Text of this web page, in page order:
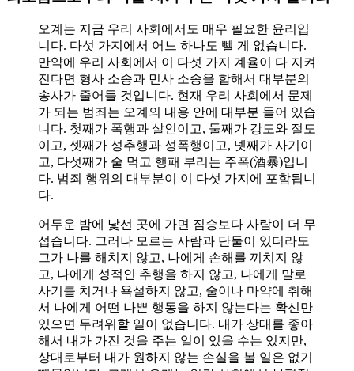
오계는 지금 우리 사회에서도 매우 필요한 윤리입
니다. 다섯 가지에서 어느 하나도 뺄 게 없습니다.
만약에 우리 사회에서 이 다섯 가지 계율이 다 지켜
진다면 형사 소송과 민사 소송을 합해서 대부분의
송사가 줄어들 것입니다. 현재 우리 사회에서 문제
가 되는 범죄는 오계의 내용 안에 대부분 들어 있습
니다. 첫째가 폭행과 살인이고, 둘째가 강도와 절도
이고, 셋째가 성추행과 성폭행이고, 넷째가 사기이
고, 다섯째가 술 먹고 행패 부리는 주폭(酒暴)입니
다. 범죄 행위의 대부분이 이 다섯 가지에 포함됩니
다.
어두운 밤에 낯선 곳에 가면 짐승보다 사람이 더 무
섭습니다. 그러나 모르는 사람과 단둘이 있더라도
그가 나를 해치지 않고, 나에게 손해를 끼치지 않
고, 나에게 성적인 추행을 하지 않고, 나에게 말로
사기를 치거나 욕설하지 않고, 술이나 마약에 취해
서 나에게 어떤 나쁜 행동을 하지 않는다는 확신만
있으면 두려워할 일이 없습니다. 내가 상대를 좋아
해서 내가 가진 것을 주는 일이 있을 수는 있지만,
상대로부터 내가 원하지 않는 손실을 볼 일은 없기